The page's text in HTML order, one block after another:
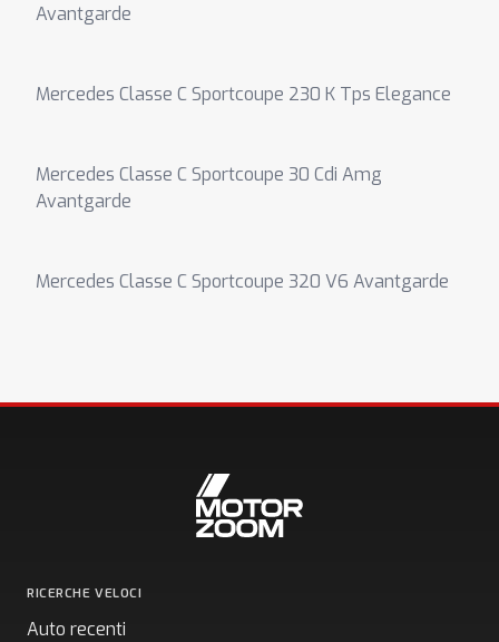
Avantgarde
Mercedes Classe C Sportcoupe 230 K Tps Elegance
Mercedes Classe C Sportcoupe 30 Cdi Amg
Avantgarde
Mercedes Classe C Sportcoupe 320 V6 Avantgarde
RICERCHE VELOCI
Auto recenti